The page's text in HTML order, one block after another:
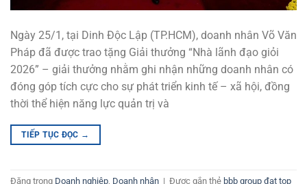
Ngày 25/1, tại Dinh Độc Lập (TP.HCM), doanh nhân Võ Văn
Pháp đã được trao tặng Giải thưởng “Nhà lãnh đạo giỏi
2026” – giải thưởng nhằm ghi nhận những doanh nhân có
đóng góp tích cực cho sự phát triển kinh tế – xã hội, đồng
thời thể hiện năng lực quản trị và
TIẾP TỤC ĐỌC →
Đăng trong Doanh nghiệp, Doanh nhân | Được gắn thẻ bbb group đạt top